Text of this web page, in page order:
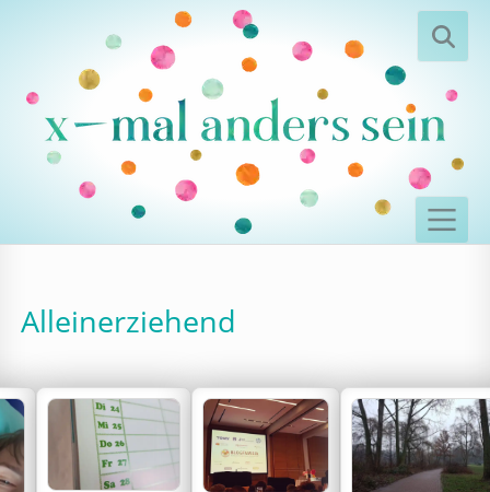
Alleinerziehend